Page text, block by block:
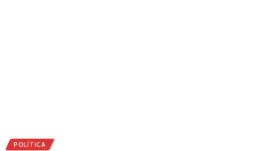
POLÍTICA